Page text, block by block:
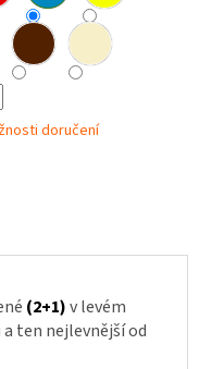
doručení
(2+1)v levém
ten nejlevnější od